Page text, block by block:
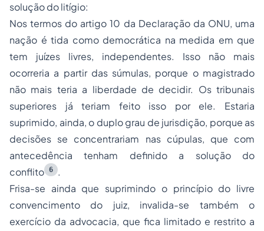
solução do litígio:
Nos termos do artigo 10 da Declaração da ONU, uma
nação é tida como democrática na medida em que
tem juízes livres, independentes. Isso não mais
ocorreria a partir das súmulas, porque o magistrado
não mais teria a liberdade de decidir. Os tribunais
superiores já teriam feito isso por ele. Estaria
suprimido, ainda, o duplo grau de jurisdição, porque as
decisões se concentrariam nas cúpulas, que com
antecedência tenham definido a solução do
conflito 6
.
Frisa-se ainda que suprimindo o princípio do livre
convencimento do juiz, invalida-se também o
exercício da advocacia, que fica limitado e restrito a